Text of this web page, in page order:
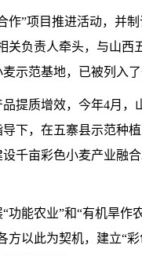
”项目推进活动，并
负责人牵头，与山西
示范基地，已被列入
提质增效，今年4月，
，在五寨县示范种植
千亩彩色小麦产业融
能农业”和“有机旱作
以此为契机，建立“